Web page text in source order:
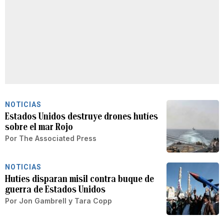
NOTICIAS
Estados Unidos destruye drones hutíes
sobre el mar Rojo
Por The Associated Press
NOTICIAS
Hutíes disparan misil contra buque de
guerra de Estados Unidos
Por Jon Gambrell y Tara Copp